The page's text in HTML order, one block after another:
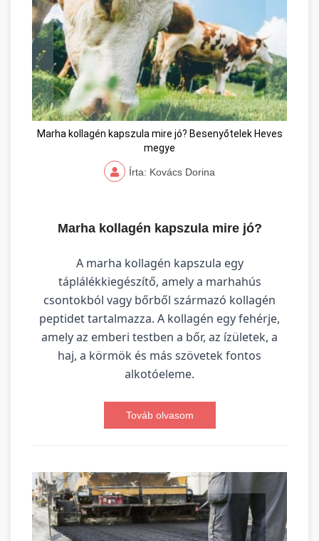
Marha kollagén kapszula mire jó? Besenyőtelek Heves
megye
Írta: Kovács Dorina
Marha kollagén kapszula mire jó?
A marha kollagén kapszula egy
táplálékkiegészítő, amely a marhahús
csontokból vagy bőrből származó kollagén
peptidet tartalmazza. A kollagén egy fehérje,
amely az emberi testben a bőr, az ízületek, a
haj, a körmök és más szövetek fontos
alkotóeleme.
Továb olvasom